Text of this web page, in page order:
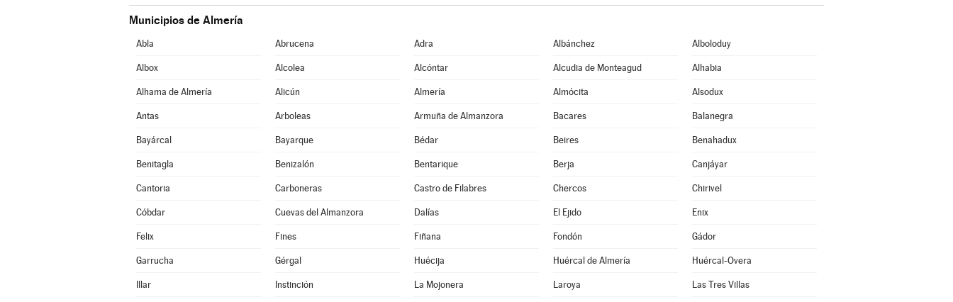
Municipios de Almería
Abla Abrucena Adra Albánchez Alboloduy
Albox Alcolea Alcóntar Alcudia de Monteagud Alhabia
Alhama de Almería Alicún Almería Almócita Alsodux
Antas Arboleas Armuña de Almanzora Bacares Balanegra
Bayárcal Bayarque Bédar Beires Benahadux
Benitagla Benizalón Bentarique Berja Canjáyar
Cantoria Carboneras Castro de Filabres Chercos Chirivel
Cóbdar Cuevas del Almanzora Dalías El Ejido Enix
Felix Fines Fiñana Fondón Gádor
Garrucha Gérgal Huécija Huércal de Almería Huércal-Overa
Illar Instinción La Mojonera Laroya Las Tres Villas